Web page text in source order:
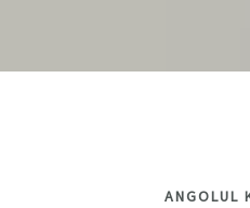
ANGOLUL